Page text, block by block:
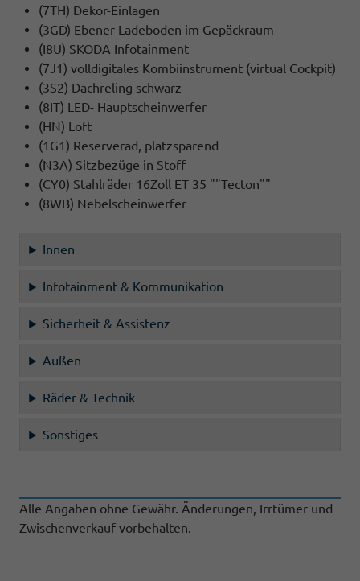
(7TH) Dekor-Einlagen
(3GD) Ebener Ladeboden im Gepäckraum
(I8U) SKODA Infotainment
(7J1) volldigitales Kombiinstrument (virtual Cockpit)
(3S2) Dachreling schwarz
(8IT) LED- Hauptscheinwerfer
(HN) Loft
(1G1) Reserverad, platzsparend
(N3A) Sitzbezüge in Stoff
(CY0) Stahlräder 16Zoll ET 35 ""Tecton""
(8WB) Nebelscheinwerfer
Innen
Infotainment & Kommunikation
Sicherheit & Assistenz
Außen
Räder & Technik
Sonstiges
Alle Angaben ohne Gewähr. Änderungen, Irrtümer und
Zwischenverkauf vorbehalten.